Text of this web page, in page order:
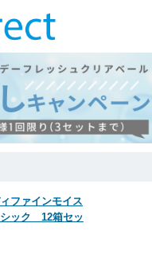
ファインモイス
シック 12箱セッ